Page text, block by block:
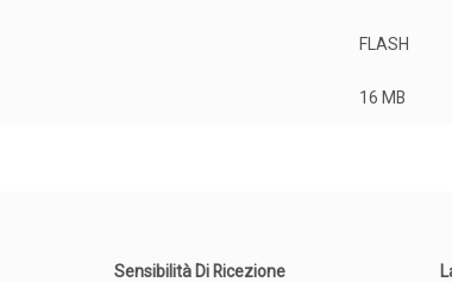
FLASH
16 MB
Sensibilità Di Ricezione